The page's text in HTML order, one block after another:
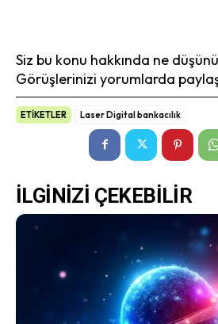
Siz bu konu hakkında ne
Görüşlerinizi yorumlarda
ETİKETLER Laser Digital bankacılık